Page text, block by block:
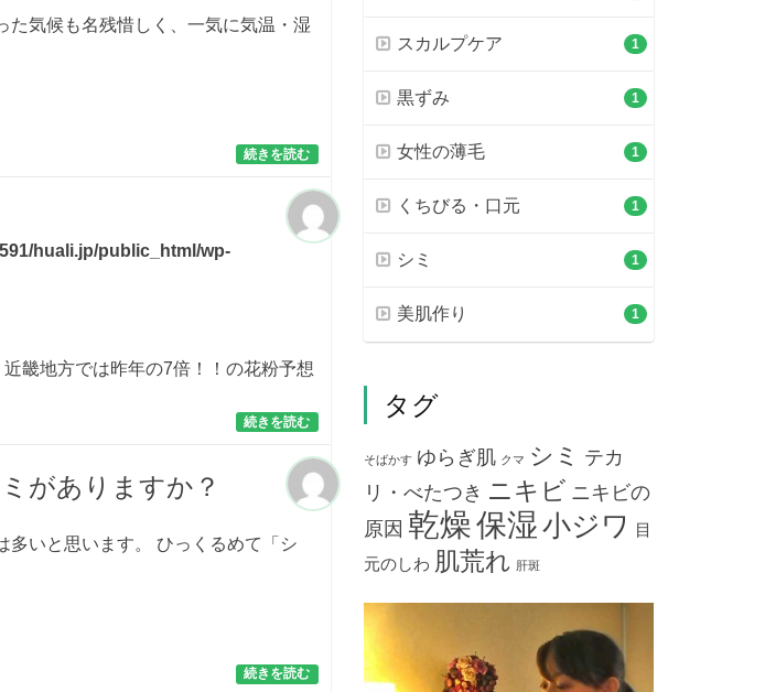
た気候も名残惜しく、一気に気温・湿
続きを読む
huali.jp/public_html/wp-
畿地方では昨年の7倍！！の花粉予想
続きを読む
がありますか？
多いと思います。 ひっくるめて「シ
続きを読む
スカルプケア 1
黒ずみ 1
女性の薄毛 1
くちびる・口元 1
シミ 1
美肌作り 1
タグ
そばかす ゆらぎ肌 クマ シミ
テカ
リ・べたつき ニキビ ニキビの
原因 乾燥保湿小ジワ
目
元のしわ 肌荒れ 肝斑